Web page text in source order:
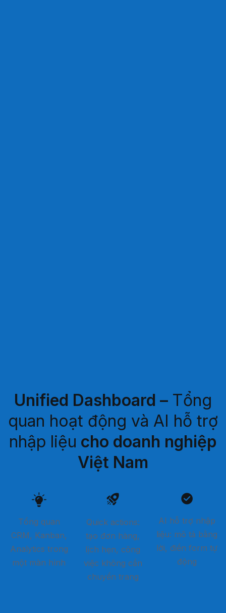
Unified Dashboard – Tổng
quan hoạt động và AI hỗ trợ
nhập liệu cho doanh nghiệp
Việt Nam
Tổng quan
CRM, Kanban,
Analytics trong
một màn hình
Quick actions:
tạo đơn hàng,
lịch hẹn, công
việc không cần
chuyển trang
AI hỗ trợ nhập
liệu: mô tả bằng
lời, điền form tự
động